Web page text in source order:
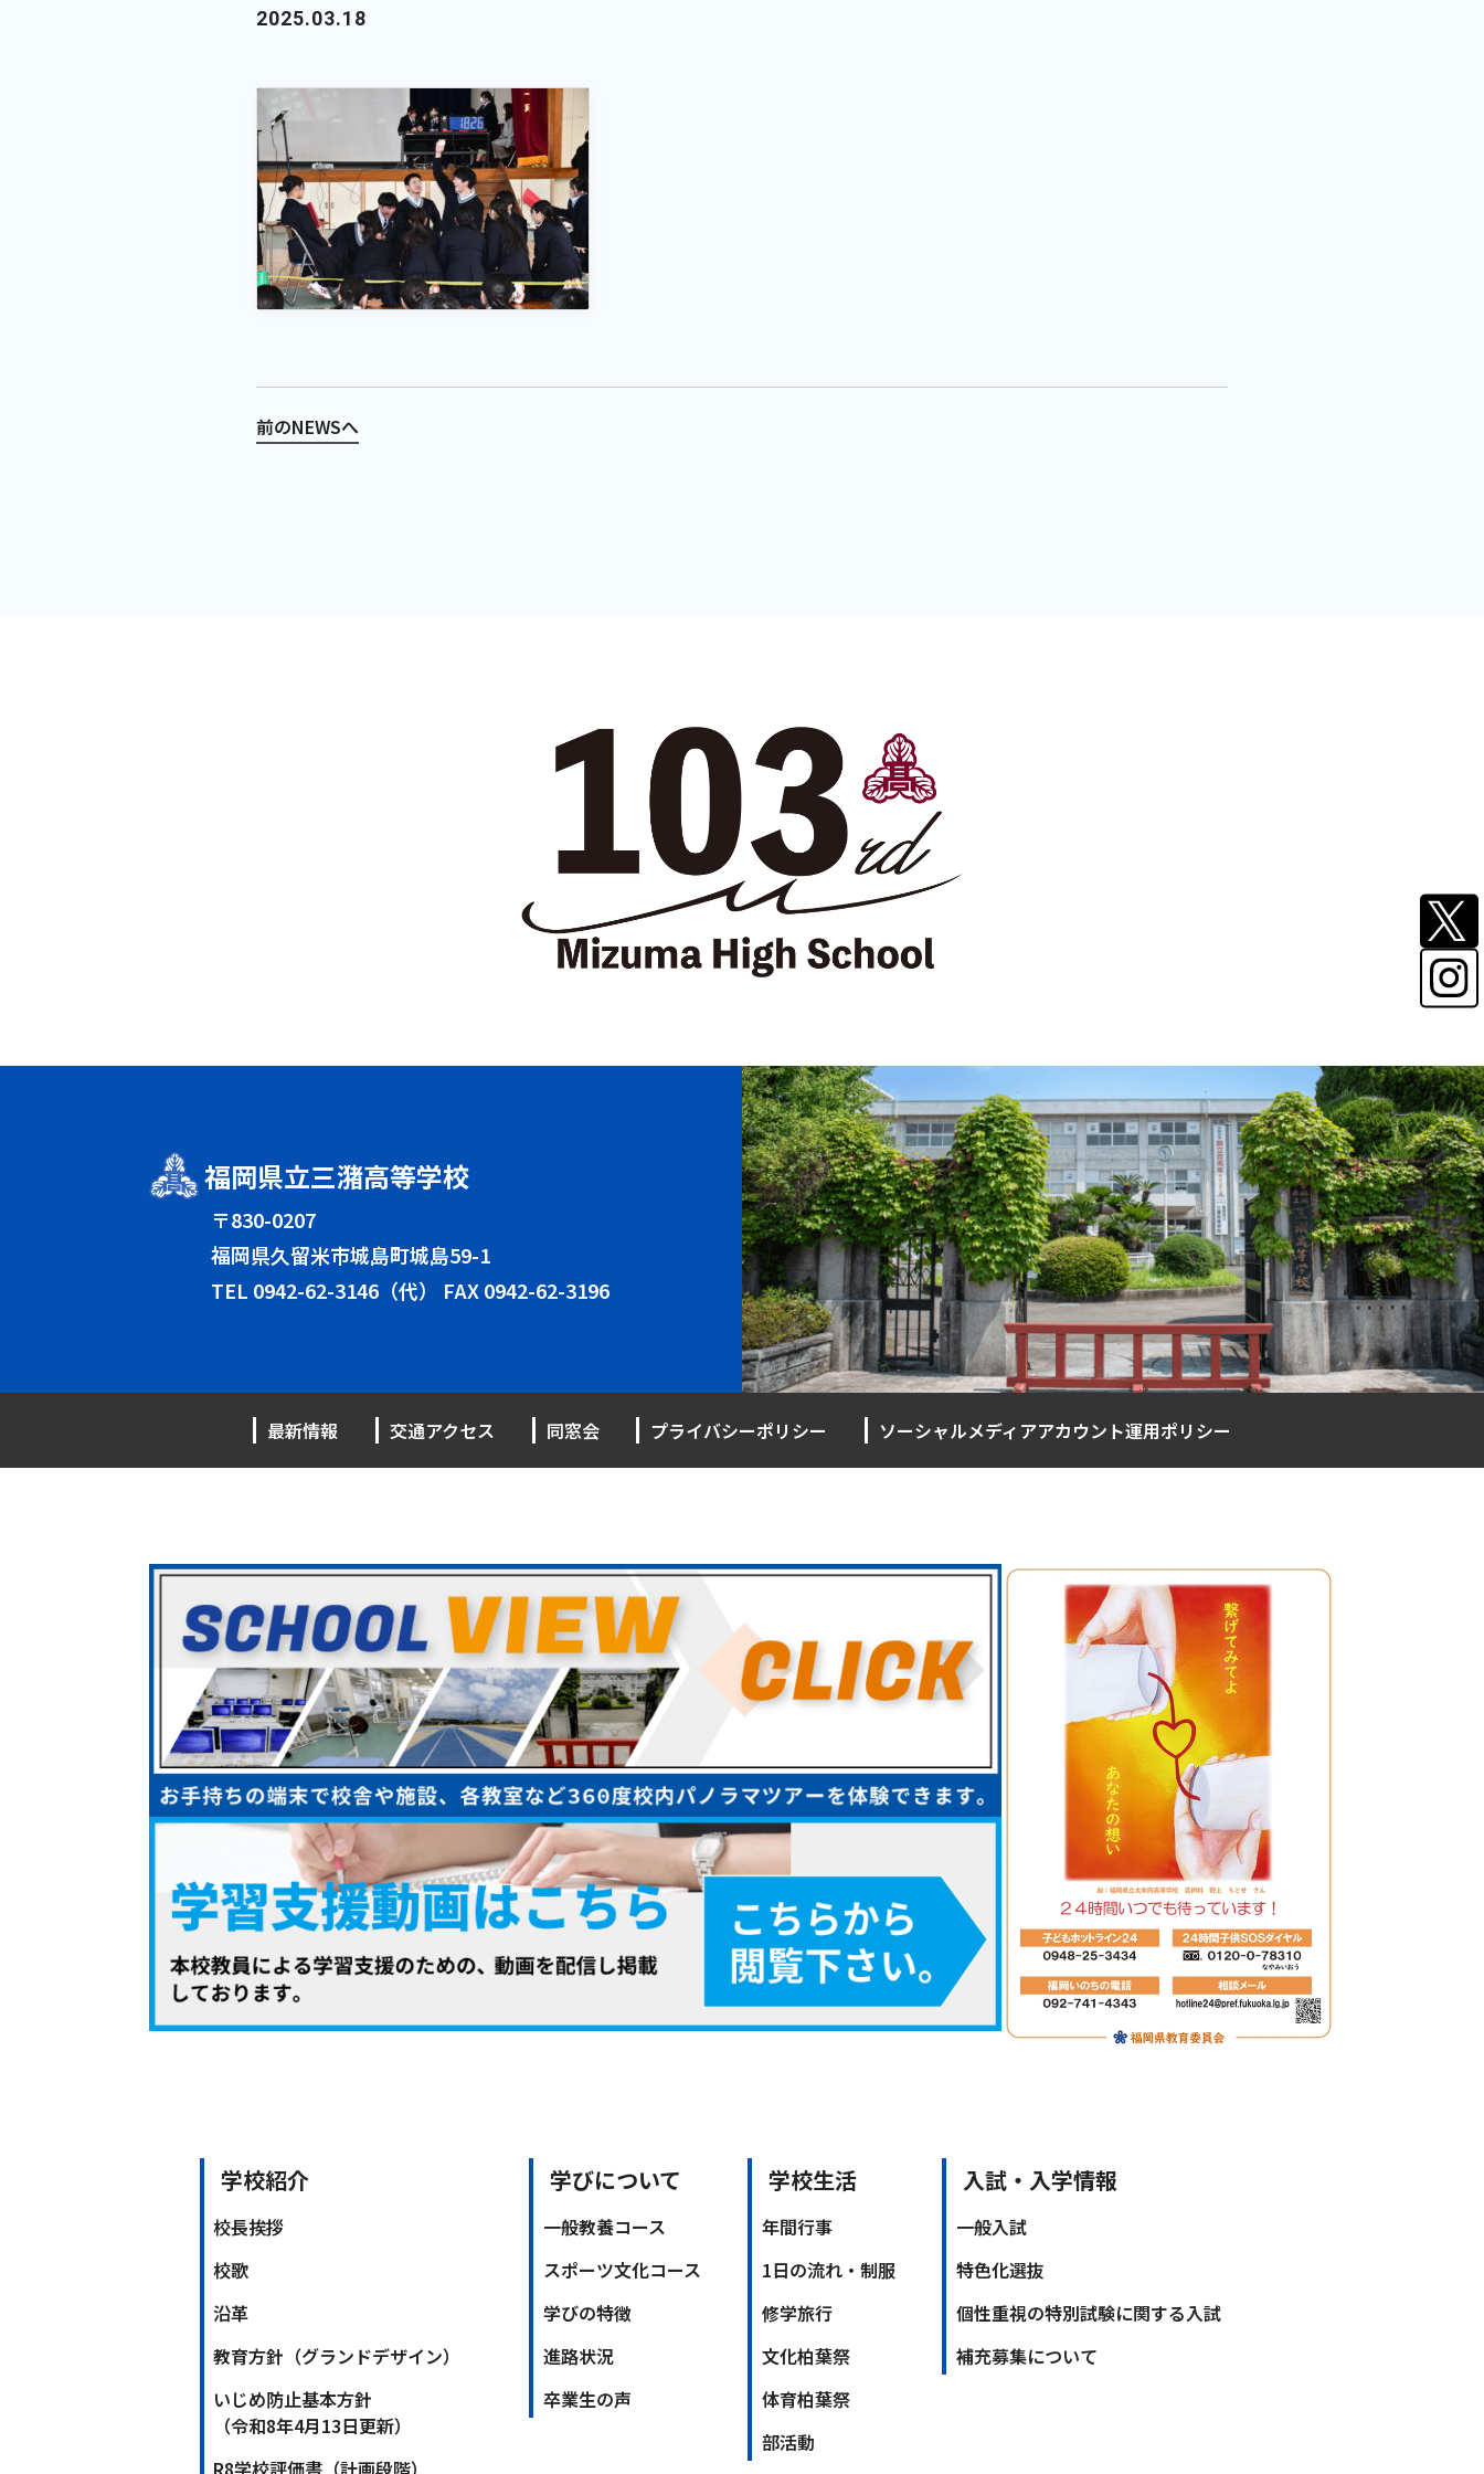
2025.03.18
前のNEWSへ
福岡県立三潴高等学校
〒830-0207
福岡県久留米市城島町城島59-1
TEL 0942-62-3146（代） FAX 0942-62-3196
最新情報 交通アクセス 同窓会 プライバシーポリシー ソーシャルメディアアカウント運用ポリシー
学校紹介
校長挨拶
校歌
沿革
教育方針（グランドデザイン）
いじめ防止基本方針
（令和8年4月13日更新）
学びについて
一般教養コース
スポーツ文化コース
学びの特徴
進路状況
卒業生の声
学校生活
年間行事
1日の流れ・制服
修学旅行
文化柏葉祭
体育柏葉祭
部活動
入試・入学情報
一般入試
特色化選抜
個性重視の特別試験に関する入試
補充募集について